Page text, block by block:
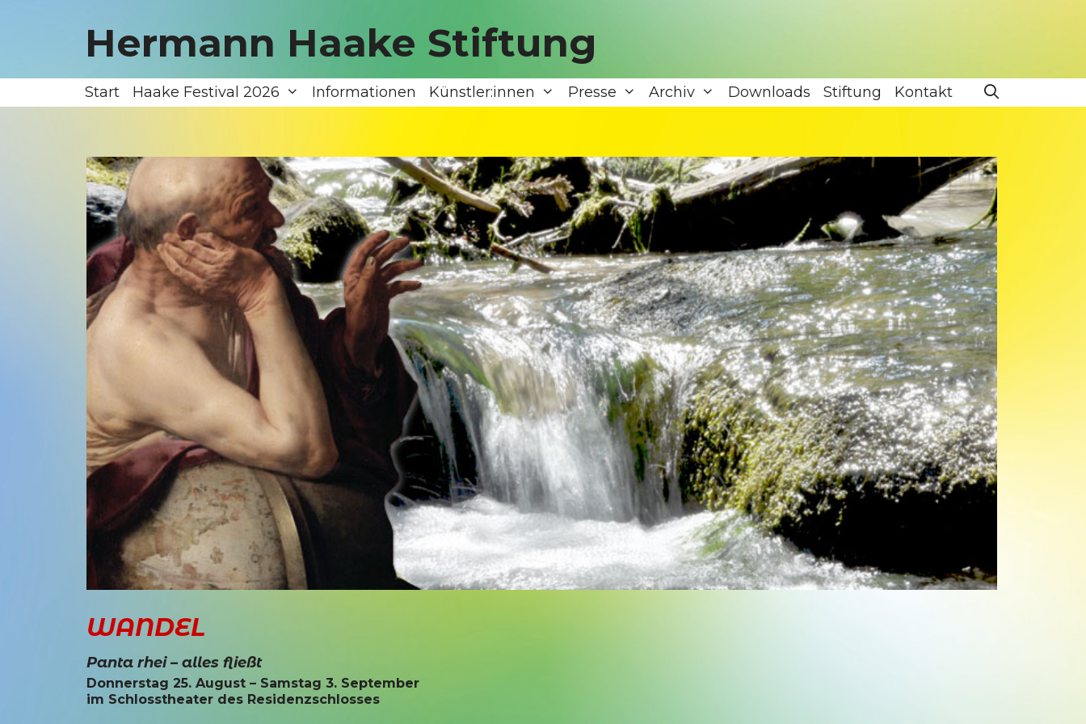
Hermann Haake Stiftung
Start Haake Festival 2026 Informationen Künstler:innen Presse Archiv Downloads Stiftung Kontakt
WANDEL
Panta rhei – alles fließt
Donnerstag 25. August – Samstag 3. September
im Schlosstheater des Residenzschlosses